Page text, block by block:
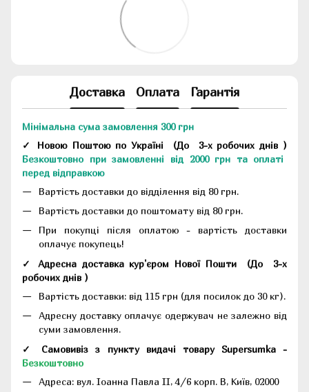
Доставка Оплата Гарантія
Мінімальна сума замовлення 300 грн
✓ Новою Поштою по Україні (До 3-х робочих днів )
Безкоштовно при замовленні від 2000 грн та оплаті
перед відправкою
Вартість доставки до відділення від 80 грн.
Вартість доставки до поштомату від 80 грн.
При покупці після оплатою - вартість доставки
оплачує покупець!
✓ Адресна доставка кур'єром Нової Пошти (До 3-х
робочих днів )
Вартість доставки: від 115 грн (для посилок до 30 кг).
Адресну доставку оплачує одержувач не залежно від
суми замовлення.
✓ Самовивіз з пункту видачі товару Supersumka -
Безкоштовно
Адреса: вул. Іоанна Павла II, 4/6 корп. В, Київ, 02000